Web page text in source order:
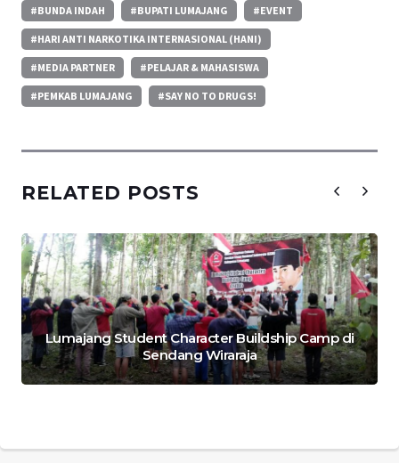
#BUNDA INDAH #BUPATI LUMAJANG #EVENT
#HARI ANTI NARKOTIKA INTERNASIONAL (HANI)
#MEDIA PARTNER #PELAJAR & MAHASISWA
#PEMKAB LUMAJANG #SAY NO TO DRUGS!
RELATED POSTS
Lumajang Student Character Buildship Camp di
Sendang Wiraraja